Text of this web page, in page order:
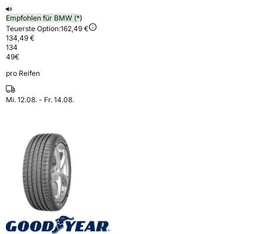
Empfohlen für BMW (*)
Teuerste Option:162,49 €
134,49 €
134
49€
pro Reifen
Mi. 12.08. - Fr. 14.08.